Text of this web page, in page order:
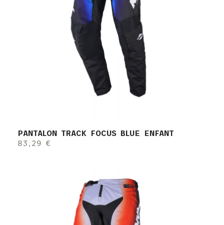
PANTALON TRACK FOCUS BLUE ENFANT
83,29 €